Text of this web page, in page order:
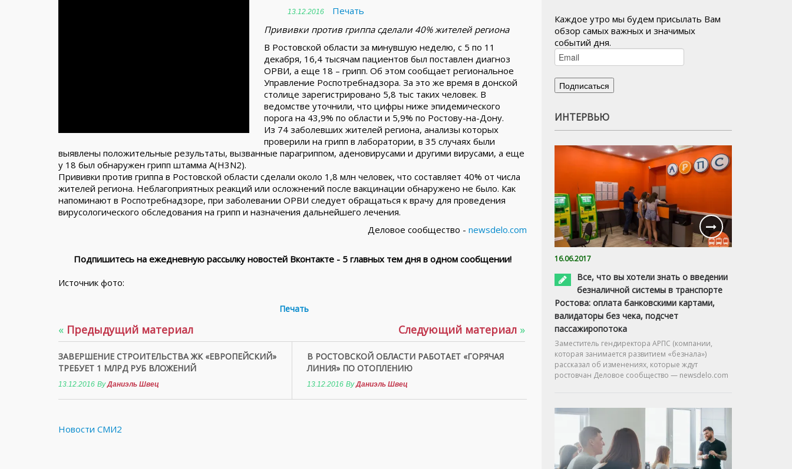
13.12.2016
Печать
Прививки против гриппа сделали 40% жителей региона
В Ростовской области за минувшую неделю, с 5 по 11
декабря, 16,4 тысячам пациентов был поставлен диагноз
ОРВИ, а еще 18 – грипп. Об этом сообщает региональное
Управление Роспотребнадзора. За это же время в донской
столице зарегистрировано 5,8 тыс таких человек. В
ведомстве уточнили, что цифры ниже эпидемического
порога на 43,9% по области и 5,9% по Ростову-на-Дону.
Из 74 заболевших жителей региона, анализы которых
проверили на грипп в лаборатории, в 35 случаях были
выявлены положительные результаты, вызванные парагриппом, аденовирусами и другими вирусами, а еще
у 18 был обнаружен грипп штамма А(H3N2).
Прививки против гриппа в Ростовской области сделали около 1,8 млн человек, что составляет 40% от числа
жителей региона. Неблагоприятных реакций или осложнений после вакцинации обнаружено не было. Как
напоминают в Роспотребнадзоре, при заболевании ОРВИ следует обращаться к врачу для проведения
вирусологического обследования на грипп и назначения дальнейшего лечения.
Деловое сообщество - newsdelo.com
Подпишитесь на ежедневную рассылку новостей Вконтакте - 5 главных тем дня в одном сообщении!
Источник фото:
Печать
« Предыдущий материал
ЗАВЕРШЕНИЕ СТРОИТЕЛЬСТВА ЖК «ЕВРОПЕЙСКИЙ»
ТРЕБУЕТ 1 МЛРД РУБ ВЛОЖЕНИЙ
13.12.2016 ByДаниэль Швец
Следующий материал »
В РОСТОВСКОЙ ОБЛАСТИ РАБОТАЕТ «ГОРЯЧАЯ
ЛИНИЯ» ПО ОТОПЛЕНИЮ
13.12.2016 ByДаниэль Швец
Новости СМИ2
Каждое утро мы будем присылать Вам
обзор самых важных и значимых
событий дня.
ИНТЕРВЬЮ
16.06.2017
Все, что вы хотели знать о введении
безналичной системы в транспорте
Ростова: оплата банковскими картами,
валидаторы без чека, подсчет
пассажиропотока
Заместитель гендиректора АРПС (компании,
которая занимается развитием «безнала»)
рассказал об изменениях, которые ждут
ростовчан Деловое сообщество — newsdelo.com